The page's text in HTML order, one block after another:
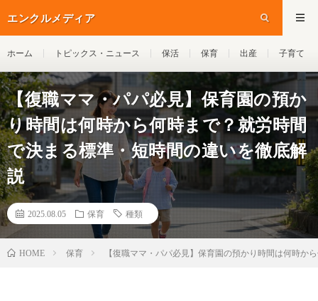
エンクルメディア
ホーム トピックス・ニュース 保活 保育 出産 子育て
【復職ママ・パパ必見】保育園の預か
り時間は何時から何時まで？就労時間
で決まる標準・短時間の違いを徹底解
説
2025.08.05 保育 種類
HOME 保育 【復職ママ・パパ必見】保育園の預かり時間は何時